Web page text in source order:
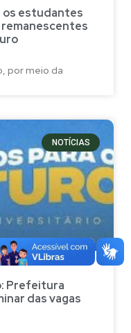
os estudantes
por meio da
NOTÍCIAS
Prefeitura
das vagas